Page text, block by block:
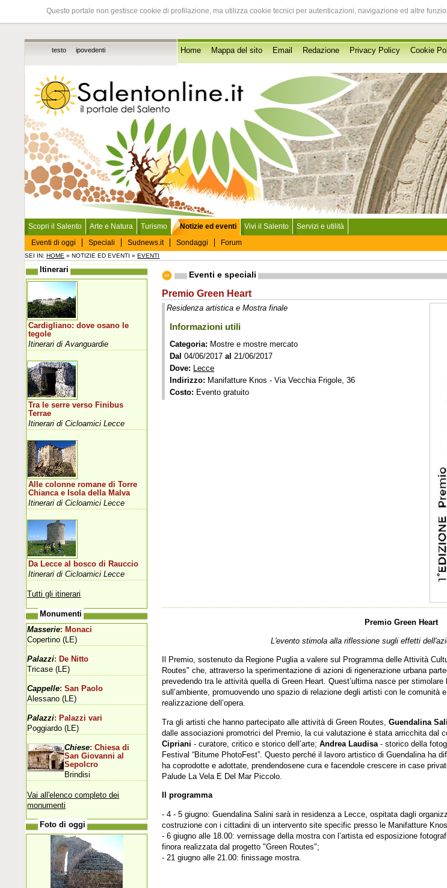
Questo portale non gestisce cookie di profilazione, ma utilizza cookie tecnici per autenticazioni, navigazione ed altre
testo ipovedenti Home Mappa del sito Email Redazione Privacy Policy Cookie
Scopri il Salento Arte e Natura Turismo
Notizie ed eventi
Eventi di oggi
Speciali Sudnews.it Sondaggi Forum
Vivi il Salento Servizi e utilità
SEI IN:HOME » NOTIZIE ED EVENTI »EVENTI
Eventi e speciali
Premio Green Heart
Residenza artistica e Mostra finale
Informazioni utili
Categoria: Mostre e mostre mercato
Dal 04/06/2017al 21/06/2017
Dove: Lecce
Indirizzo: Manifatture Knos - Via Vecchia Frigole, 36
Costo: Evento gratuito
Premio Green Heart
L'evento stimola alla riflessione sugli effetti
Il Premio, sostenuto da Regione Puglia a valere sul Programma delle Attività
Routes" che, attraverso la sperimentazione di azioni di rigenerazione urbana
prevedendo tra le attività quella di Green Heart. Quest’ultima nasce per
sull’ambiente, promuovendo uno spazio di relazione degli artisti con le comunità
realizzazione dell’opera.
Tra gli artisti che hanno partecipato alle attività di Green Routes,Guendalina
dalle associazioni promotrici del Premio, la cui valutazione è stata arricchita dal
Cipriani- curatore, critico e storico dell’arte;Andrea Laudisa- storico della
Festival “Bitume PhotoFest”. Questo perché il lavoro artistico di Guendalina ha
ha coprodotte e adottate, prendendosene cura e facendole crescere in case
Palude La Vela E Del Mar Piccolo.
Il programma
- 4 - 5 giugno: Guendalina Salini sarà in residenza a Lecce, ospitata dagli
costruzione con i cittadini di un intervento site specific presso le Manifatture
- 6 giugno alle 18.00: vernissage della mostra con l’artista ed esposizione
finora realizzata dal progetto "Green Routes";
- 21 giugno alle 21.00: finissage mostra.
Itinerari
Cardigliano: dove osano le
tegole
Itinerari di Avanguardie
Tra le serre verso Finibus
Terrae
Itinerari di Cicloamici Lecce
Alle colonne romane di Torre
Chianca e Isola della Malva
Itinerari di Cicloamici Lecce
Da Lecce al bosco di Rauccio
Itinerari di Cicloamici Lecce
Tutti gli itinerari
Monumenti
Masserie: Monaci
Copertino (LE)
Palazzi: De Nitto
Tricase (LE)
Cappelle: San Paolo
Alessano (LE)
Palazzi: Palazzi vari
Poggiardo (LE)
Chiese: Chiesa di
San Giovanni al
Sepolcro
Brindisi
Vai all'elenco completo dei
monumenti
Foto di oggi